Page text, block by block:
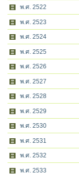
พ.ศ. 2522
พ.ศ. 2523
พ.ศ. 2524
พ.ศ. 2525
พ.ศ. 2526
พ.ศ. 2527
พ.ศ. 2528
พ.ศ. 2529
พ.ศ. 2530
พ.ศ. 2531
พ.ศ. 2532
พ.ศ. 2533